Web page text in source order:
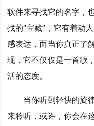
软件来寻找它的名字，
找的“宝藏”，它有着动
感表达，而当你真正了
现，它不仅仅是一首歌
活的态度。
当你听到轻快的旋
来聆听，或许，你会在